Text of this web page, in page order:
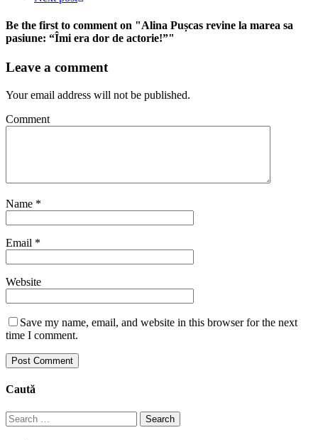
Be the first to comment on "Alina Pușcas revine la marea sa
pasiune: “Îmi era dor de actorie!”"
Leave a comment
Your email address will not be published.
Comment
Name *
Email *
Website
Save my name, email, and website in this browser for the next
time I comment.
Caută
Search
for: